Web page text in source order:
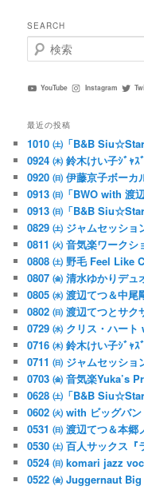
SEARCH
検
索
YouTube Instagram
最近の投稿
1010 ㈯「B&B
0924 ㈭ 鈴木けい子ｼﾞｬｽ
0920 ㈰ 伊藤京子ボーカ
0913 ㈰「BWO with 渡
0913 ㈰「B&B
0829 ㈯ ジャムセッショ
0811 ㈫ 音気楽ワークシ
0808 ㈯ 野毛 Feel Like
0807 ㈮ 清水ゆかりデュ
0805 ㈬ 渡辺てつ＆中尾
0802 ㈰ 渡辺てつとサク
0729 ㈬ クリス・ハー
0716 ㈭ 鈴木けい子ｼﾞｬｽ
0711 ㈰ ジャムセッショ
0703 ㈮ 音気楽Yuka’s
0628 ㈯「B&B
0602 ㈫ with ビッグバ
0531 ㈰ 渡辺てつ＆本郷
0530 ㈯ 百人サックス『
0524 ㈰ komari jazz
0522 ㈮ Juggernaut